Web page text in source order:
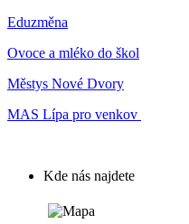
Eduzměna
Ovoce a mléko do škol
Městys Nové Dvory
MAS Lípa pro venkov
Kde nás najdete